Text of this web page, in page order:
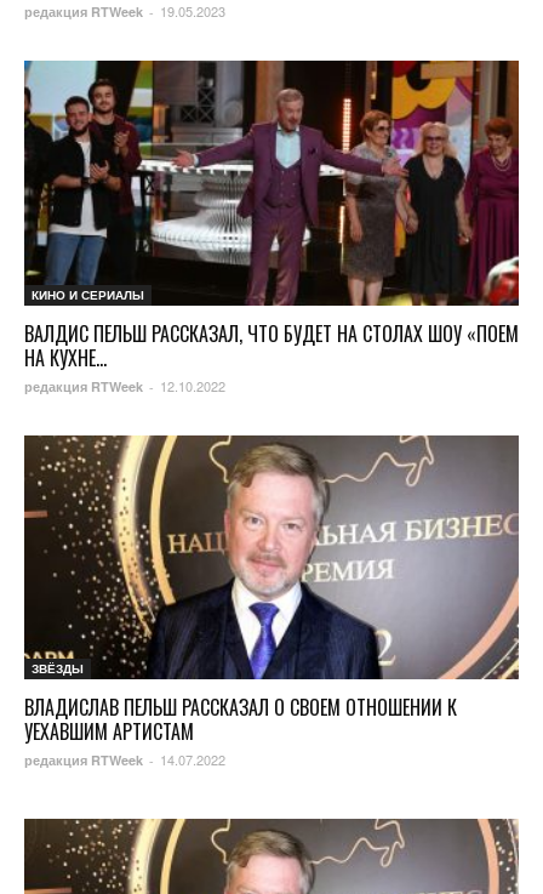
редакция RTWeek - 19.05.2023
КИНО И СЕРИАЛЫ
ВАЛДИС ПЕЛЬШ РАССКАЗАЛ, ЧТО БУДЕТ НА СТОЛАХ ШОУ «ПОЕМ
НА КУХНЕ...
редакция RTWeek - 12.10.2022
ЗВЁЗДЫ
ВЛАДИСЛАВ ПЕЛЬШ РАССКАЗАЛ О СВОЕМ ОТНОШЕНИИ К
УЕХАВШИМ АРТИСТАМ
редакция RTWeek - 14.07.2022